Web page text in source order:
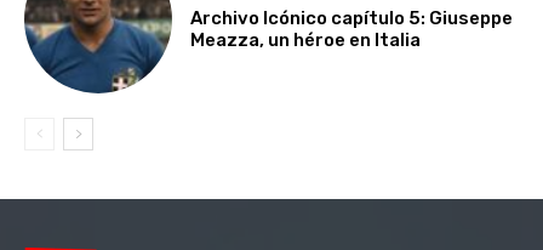
Archivo Icónico capítulo 5: Giuseppe
Meazza, un héroe en Italia